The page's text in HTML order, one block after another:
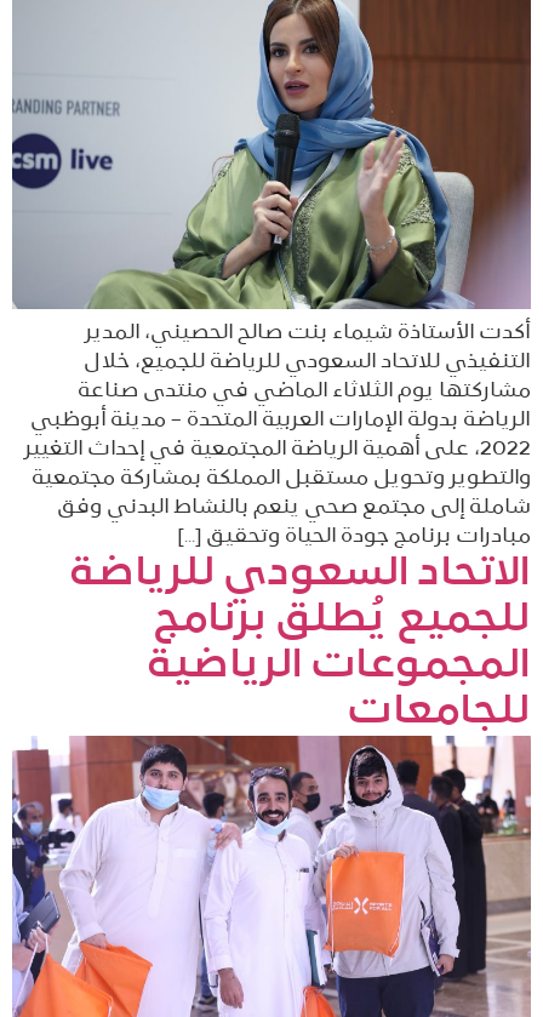
أكدت الأستاذة شيماء بنت صالح الحصيني، المدير
التنفيذي للاتحاد السعودي للرياضة للجميع، خلال
مشاركتها يوم الثلاثاء الماضي في منتدى صناعة
الرياضة بدولة الإمارات العربية المتحدة – مدينة أبوظبي
2022، على أهمية الرياضة المجتمعية في إحداث التغيير
والتطوير وتحويل مستقبل المملكة بمشاركة مجتمعية
شاملة إلى مجتمع صحي ينعم بالنشاط البدني وفق
مبادرات برنامج جودة الحياة وتحقيق […]
الاتحاد السعودي للرياضة
للجميع يُطلق برنامج
المجموعات الرياضية
للجامعات